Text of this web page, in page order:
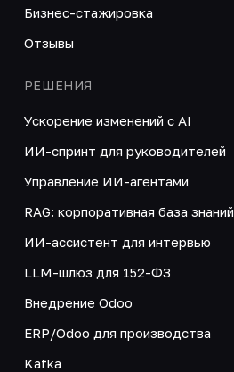
Бизнес-стажировка
Отзывы
РЕШЕНИЯ
Ускорение изменений с AI
ИИ-спринт для руководителей
Управление ИИ-агентами
RAG: корпоративная база знаний
ИИ-ассистент для интервью
LLM-шлюз для 152-ФЗ
Внедрение Odoo
ERP/Odoo для производства
Kafka